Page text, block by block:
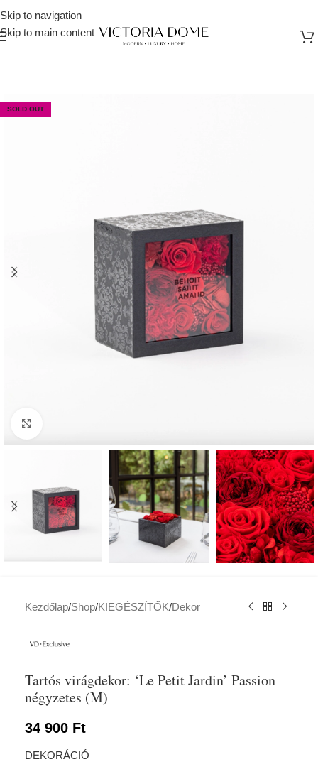
Skip to navigation
Skip to main content
SOLD OUT
Kezdőlap/Shop/KIEGÉSZÍTŐK/Dekor
Tartós virágdekor: ‘Le Petit Jardin’ Passion –
négyzetes (M)
34 900 Ft
DEKORÁCIÓ